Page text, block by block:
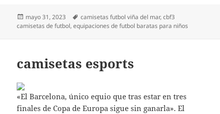
Publicado
el
mayo 31, 2023 Etiquetas
camisetas futbol viña del mar,cbf3
camisetas de futbol,equipaciones de futbol baratas para niños
camisetas esports
«El Barcelona, único equio que tras estar en tres
finales de Copa de Europa sigue sin ganarla». El